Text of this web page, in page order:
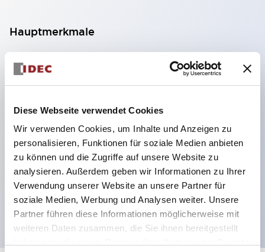
Diese Webseite verwendet Cookies
Wir verwenden Cookies, um Inhalte und Anzeigen zu
personalisieren, Funktionen für soziale Medien anbieten
zu können und die Zugriffe auf unsere Website zu
analysieren. Außerdem geben wir Informationen zu Ihrer
Verwendung unserer Website an unsere Partner für
soziale Medien, Werbung und Analysen weiter. Unsere
Partner führen diese Informationen möglicherweise mit
weiteren Daten zusammen, die Sie ihnen bereitgestellt
Hauptmerkmale
2-Kontakt-Block mit 2 Stufen, ermöglicht eine 4-
Kontakt-Konfiguration (Gewährleistung der
Paneltiefe 39,9 mm (※ 11-stufiger Kontaktblock),
59,9 mm (※ 22-stufiger Kontaktblock).
Platzsparendes Design möglich.
Sicherheitsstruktur der 3. Generation: 2-Aktions-
Freisetzung, integrierter Schutz, IP20-
Fingerschutzstruktur